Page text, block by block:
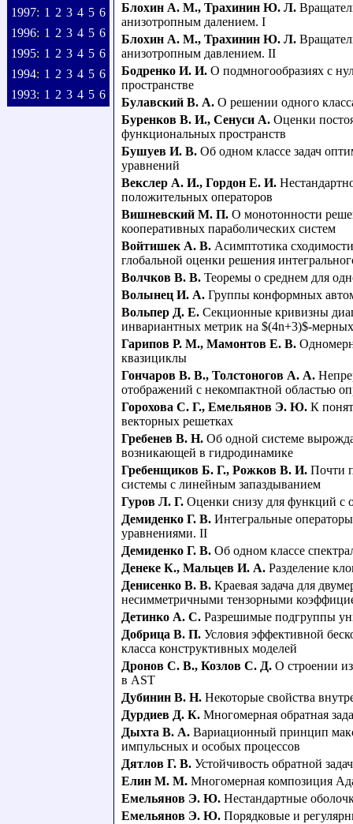
1997: 1 2 3 4 5 6
1996: 1 2 3 4 5 6
1995: 1 2 3 4 5 6
1994: 1 2 3 4 5 6
1993: 1 2 3 4 5 6
Блохин А. М., Трахинин Ю. Л.
анизотропным далением. I
Блохин А. М., Трахинин Ю. Л.
анизотропным давлением. II
Бодренко И. И. О подмногообразиях с
пространстве
Булавский В. А. О решении одного
Буренков В. И., Сенуси А. Оценки
функциональных пространств
Бушуев И. В. Об одном классе задач
уравнений
Векслер А. И., Гордон Е. И.
положительных операторов
Вишневский М. П. О монотонности
кооперативных параболических систем
Войтишек А. В. Асимптотика
глобальной оценки решения
Волчков В. В. Теоремы о среднем для
Волынец И. А. Группы конформных
Вольпер Д. Е. Секционные кривизны
инвариантных метрик на $(4n+3)$-
Гарипов Р. М., Мамонтов Е. В.
квазициклы
Гончаров В. В., Толстоногов А. А.
отображений с некомпактной областью
Горохова С. Г., Емельянов Э. Ю. К
векторных решетках
Гребенев В. Н. Об одной системе
возникающей в гидродинамике
Гребенщиков Б. Г., Рожков В. И. Почти
системы с линейным запаздыванием
Гуров Л. Г. Оценки снизу для функций с
Демиденко Г. В. Интегральные
уравнениями. II
Демиденко Г. В. Об одном классе
Денеке К., Мальцев И. А. Разделение
Денисенко В. В. Краевая задача для
несимметричными тензорными
Детинко А. С. Разрешимые подгруппы
Добрица В. П. Условия эффективной
класса конструктивных моделей
Дронов С. В., Козлов С. Д. О строении
в AST
Дубинин В. Н. Некоторые свойства
Дурдиев Д. К. Многомерная обратная
Дыхта В. А. Вариационный принцип
импульсных и особых процессов
Дятлов Г. В. Устойчивость обратной
Елин М. М. Многомерная композиция
Емельянов Э. Ю. Нестандартные
Емельянов Э. Ю. Порядковые и